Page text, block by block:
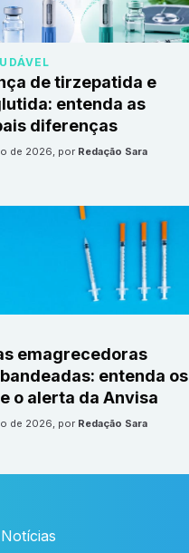
de tirzepatida e
entenda as
diferenças
de 2026, por Redação Sara
emagrecedoras
entenda os
o alerta da Anvisa
de 2026, por Redação Sara